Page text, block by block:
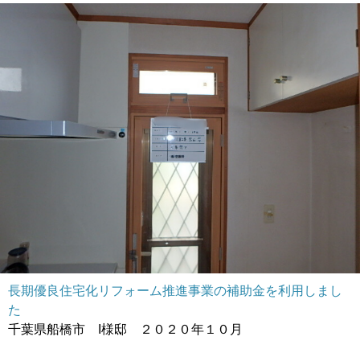
長期優良住宅化リフォーム推進事業の補助金を利用しまし
た
千葉県船橋市 I様邸 ２０２０年１０月